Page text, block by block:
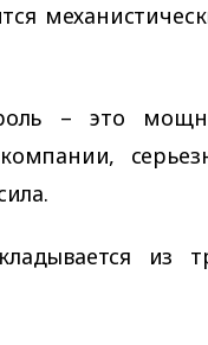
– это
из